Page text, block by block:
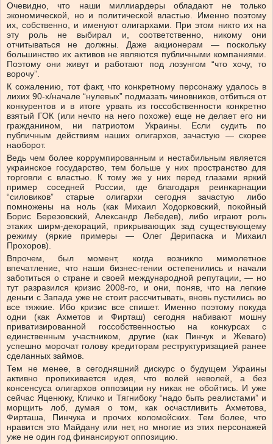
Очевидно, что наши миллиардеры обладают не только
экономической, но и политической властью. Именно поэтому
их, собственно, и именуют олигархами. При этом никто их на
эту роль не выбирал и, соответственно, никому они
отчитываться не должны. Даже акционерам — поскольку
большинство их активов не являются публичными компаниями.
Поэтому они живут и работают под лозунгом “что хочу, то
ворочу”.
К сожалению, тот факт, что конкретному персонажу удалось в
лихих 90-х/начале “нулевых” подмазать чиновников, отбиться от
конкурентов и в итоге урвать из госсобственности конкретно
взятый ГОК (или нечто на него похоже) еще не делает его ни
гражданином, ни патриотом Украины. Если судить по
публичным действиям наших олигархов, зачастую — скорее
наоборот.
Ведь чем более коррумпированным и нестабильным является
украинское государство, тем больше у них пространство для
торговли с властью. К тому же у них перед глазами яркий
пример соседней России, где благодаря реинкарнации
“силовиков” старые олигархи сегодня зачастую либо
помножены на ноль (как Михаил Ходорковский, покойный
Борис Березовский, Александр Лебедев), либо играют роль
этаких ширм-декораций, прикрывающих зад существующему
режиму (яркие примеры — Олег Дерипаска и Михаил
Прохоров).
Впрочем, был момент, когда возникло мимолетное
впечатление, что наши бизнес-гении остепенились и начали
заботиться о стране и своей международной репутации, — но
тут разразился кризис 2008-го, и они, поняв, что на легкие
деньги с Запада уже не стоит рассчитывать, вновь пустились во
все тяжкие. Ибо кризис все спишет. Именно поэтому покуда
одни (как Ахметов и Фирташ) сегодня набивают мошну
приватизированной госсобственностью на конкурсах с
единственным участником, другие (как Пинчук и Жеваго)
успешно морочат голову кредиторам реструктуризацией ранее
сделанных займов.
Тем не менее, в сегодняшний дискурс о будущем Украины
активно пропихивается идея, что волей неволей, а без
консенсуса олигархов оппозиции ну никак не обойтись. И уже
сейчас Яценюку, Кличко и Тягнибоку “надо быть реалистами” и
морщить лоб, думая о том, как осчастливить Ахметова,
Фирташа, Пинчука и прочих коломойских. Тем более, что
нравится это Майдану или нет, но многие из этих персонажей
уже не один год финансируют оппозицию.